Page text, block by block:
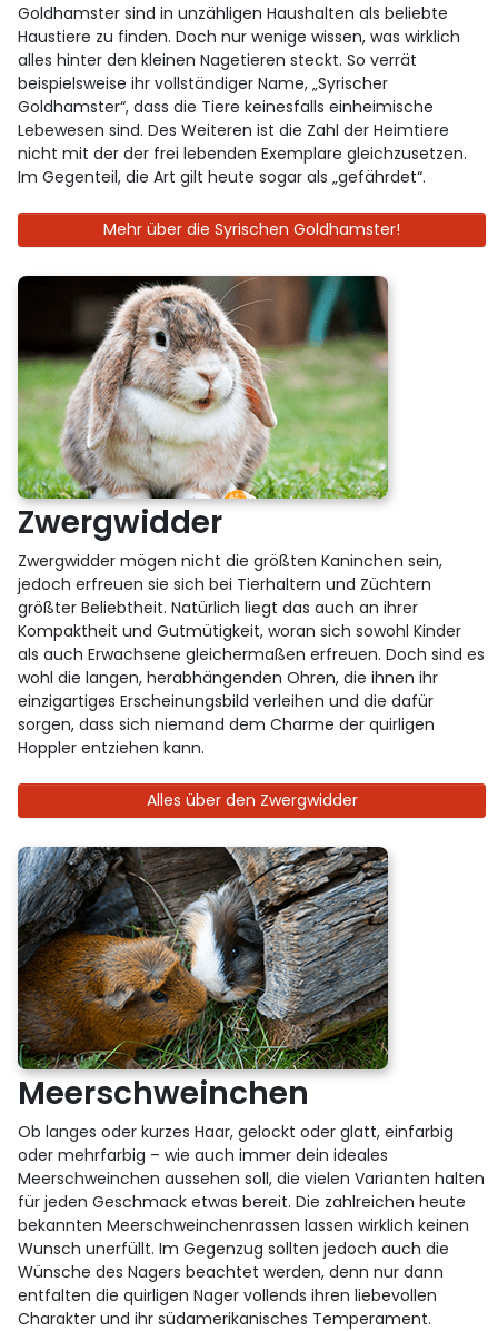
Goldhamster sind in unzähligen Haushalten als beliebte
Haustiere zu finden. Doch nur wenige wissen, was wirklich
alles hinter den kleinen Nagetieren steckt. So verrät
beispielsweise ihr vollständiger Name, „Syrischer
Goldhamster“, dass die Tiere keinesfalls einheimische
Lebewesen sind. Des Weiteren ist die Zahl der Heimtiere
nicht mit der der frei lebenden Exemplare gleichzusetzen.
Im Gegenteil, die Art gilt heute sogar als „gefährdet“.
Mehr über die Syrischen Goldhamster!
Zwergwidder
Zwergwidder mögen nicht die größten Kaninchen sein,
jedoch erfreuen sie sich bei Tierhaltern und Züchtern
größter Beliebtheit. Natürlich liegt das auch an ihrer
Kompaktheit und Gutmütigkeit, woran sich sowohl Kinder
als auch Erwachsene gleichermaßen erfreuen. Doch sind es
wohl die langen, herabhängenden Ohren, die ihnen ihr
einzigartiges Erscheinungsbild verleihen und die dafür
sorgen, dass sich niemand dem Charme der quirligen
Hoppler entziehen kann.
Alles über den Zwergwidder
Meerschweinchen
Ob langes oder kurzes Haar, gelockt oder glatt, einfarbig
oder mehrfarbig – wie auch immer dein ideales
Meerschweinchen aussehen soll, die vielen Varianten halten
für jeden Geschmack etwas bereit. Die zahlreichen heute
bekannten Meerschweinchenrassen lassen wirklich keinen
Wunsch unerfüllt. Im Gegenzug sollten jedoch auch die
Wünsche des Nagers beachtet werden, denn nur dann
entfalten die quirligen Nager vollends ihren liebevollen
Charakter und ihr südamerikanisches Temperament.